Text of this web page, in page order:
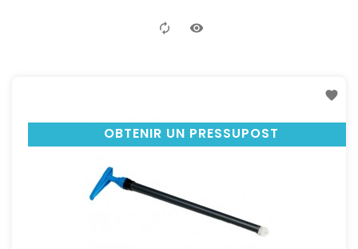
OBTENIR UN PRESSUPOST